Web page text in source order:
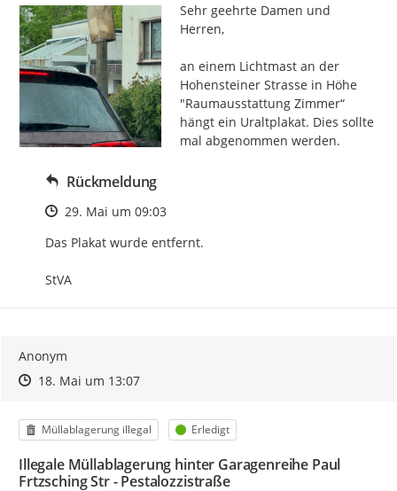
Sehr geehrte Damen und
Herren,
an einem Lichtmast an der
Hohensteiner Strasse in Höhe
"Raumausstattung Zimmer“
hängt ein Uraltplakat. Dies sollte
mal abgenommen werden.
Rückmeldung
Zeitpunkt des Erstellens
29. Mai um 09:03
Das Plakat wurde entfernt.
StVA
Anonym
Zeitpunkt des Erstellens
Zeitpunkt des Erstellens
18. Mai um 13:07Zur Äußerung
Kategorie
Müllablagerung illegal Status
Erledigt
Illegale Müllablagerung hinter Garagenreihe Paul
Frtzsching Str - Pestalozzistraße